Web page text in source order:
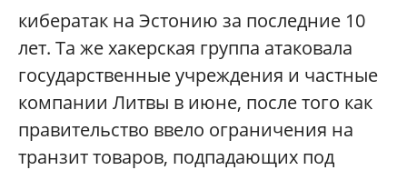
кибератак на Эстонию за последние 10
лет. Та же хакерская группа атаковала
государственные учреждения и частные
компании Литвы в июне, после того как
правительство ввело ограничения на
транзит товаров, подпадающих под